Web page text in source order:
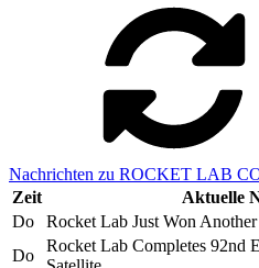
Nachrichten zu ROCKET LAB
Zeit
Aktuelle
Do
Rocket Lab Just Won
Do
Rocket Lab Completes 92nd